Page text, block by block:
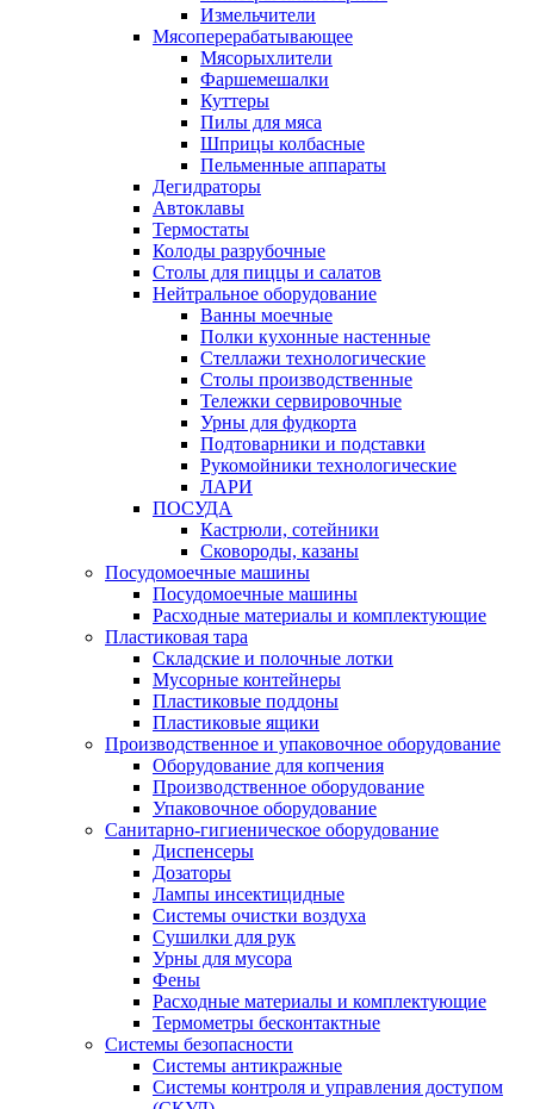
Измельчители
Мясоперерабатывающее
Мясорыхлители
Фаршемешалки
Куттеры
Пилы для мяса
Шприцы колбасные
Пельменные аппараты
Дегидраторы
Автоклавы
Термостаты
Колоды разрубочные
Столы для пиццы и салатов
Нейтральное оборудование
Ванны моечные
Полки кухонные настенные
Стеллажи технологические
Столы производственные
Тележки сервировочные
Урны для фудкорта
Подтоварники и подставки
Рукомойники технологические
ЛАРИ
ПОСУДА
Кастрюли, сотейники
Сковороды, казаны
Посудомоечные машины
Посудомоечные машины
Расходные материалы и комплектующие
Пластиковая тара
Складские и полочные лотки
Мусорные контейнеры
Пластиковые поддоны
Пластиковые ящики
Производственное и упаковочное оборудование
Оборудование для копчения
Производственное оборудование
Упаковочное оборудование
Санитарно-гигиеническое оборудование
Диспенсеры
Дозаторы
Лампы инсектицидные
Системы очистки воздуха
Сушилки для рук
Урны для мусора
Фены
Расходные материалы и комплектующие
Термометры бесконтактные
Системы безопасности
Системы антикражные
Системы контроля и управления доступом